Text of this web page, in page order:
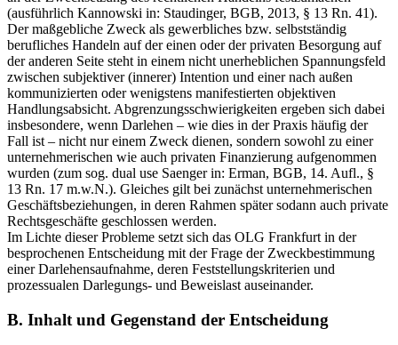
(ausführlich Kannowski in: Staudinger, BGB, 2013, § 13 Rn. 41).
Der maßgebliche Zweck als gewerbliches bzw. selbstständig
berufliches Handeln auf der einen oder der privaten Besorgung auf
der anderen Seite steht in einem nicht unerheblichen Spannungsfeld
zwischen subjektiver (innerer) Intention und einer nach außen
kommunizierten oder wenigstens manifestierten objektiven
Handlungsabsicht. Abgrenzungsschwierigkeiten ergeben sich dabei
insbesondere, wenn Darlehen – wie dies in der Praxis häufig der
Fall ist – nicht nur einem Zweck dienen, sondern sowohl zu einer
unternehmerischen wie auch privaten Finanzierung aufgenommen
wurden (zum sog. dual use Saenger in: Erman, BGB, 14. Aufl., §
13 Rn. 17 m.w.N.). Gleiches gilt bei zunächst unternehmerischen
Geschäftsbeziehungen, in deren Rahmen später sodann auch private
Rechtsgeschäfte geschlossen werden.
Im Lichte dieser Probleme setzt sich das OLG Frankfurt in der
besprochenen Entscheidung mit der Frage der Zweckbestimmung
einer Darlehensaufnahme, deren Feststellungskriterien und
prozessualen Darlegungs- und Beweislast auseinander.
B. Inhalt und Gegenstand der Entscheidung